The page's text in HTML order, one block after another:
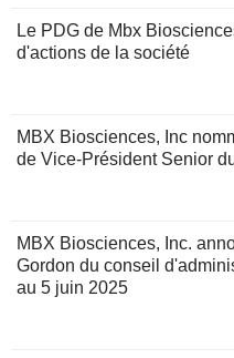
Le PDG de Mbx
d'actions de la société
MBX Biosciences, Inc
de Vice-Président Senior
MBX Biosciences, Inc.
Gordon du conseil
au 5 juin 2025